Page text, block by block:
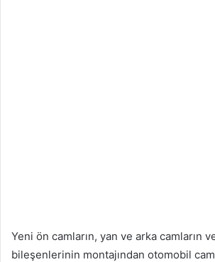
Yeni ön camların, yan ve arka camların
bileşenlerinin montajından otomobil